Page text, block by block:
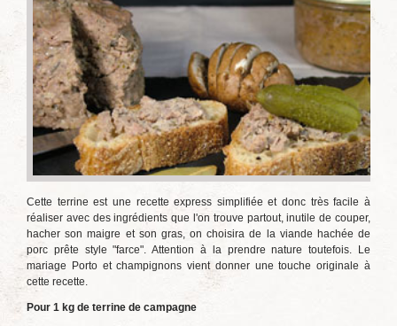
Cette terrine est une recette express simplifiée et donc très facile à
réaliser avec des ingrédients que l'on trouve partout, inutile de couper,
hacher son maigre et son gras, on choisira de la viande hachée de
porc prête style "farce". Attention à la prendre nature toutefois. Le
mariage Porto et champignons vient donner une touche originale à
cette recette.
Pour 1 kg de terrine de campagne